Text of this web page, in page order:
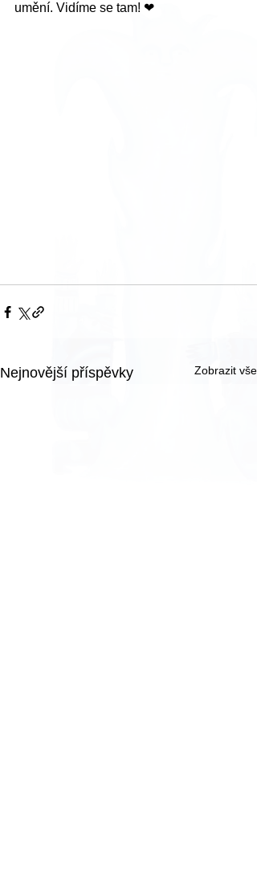
umění. Vidíme se tam! ❤
Nejnovější příspěvky Zobrazit vše